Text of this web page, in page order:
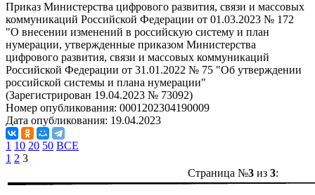
Приказ Министерства цифрового развития, связи и массовых
коммуникаций Российской Федерации от 01.03.2023 № 172
"О внесении изменений в российскую систему и план
нумерации, утвержденные приказом Министерства
цифрового развития, связи и массовых коммуникаций
Российской Федерации от 31.01.2022 № 75 "Об утверждении
российской системы и плана нумерации"
(Зарегистрирован 19.04.2023 № 73092)
Номер опубликования: 0001202304190009
Дата опубликования: 19.04.2023
1 10 20 50 ВСЕ
1 2 3
Страница №3из 3: